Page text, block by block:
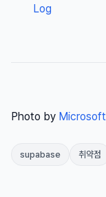
Log
Photo by
supabase 취약점